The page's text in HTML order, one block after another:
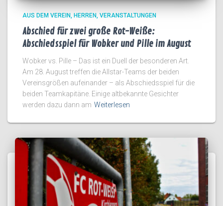
AUS DEM VEREIN HERREN VERANSTALTUNGEN
Abschied für zwei große Rot-Weiße:
Abschiedsspiel für Wobker und Pille im August
Wobker vs. Pille – Das ist ein Duell der besonderen Art.
Am 28. August treffen die Allstar-Teams der beiden
Vereinsgrößen aufeinander – als Abschiedsspiel für die
beiden Teamkapitäne. Einige altbekannte Gesichter
werden dazu dann am Weiterlesen